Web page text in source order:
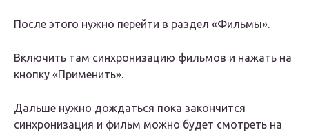
После этого нужно перейти в раздел «Фильмы».
Включить там синхронизацию фильмов и нажать на
кнопку «Применить».
Дальше нужно дождаться пока закончится
синхронизация и фильм можно будет смотреть на